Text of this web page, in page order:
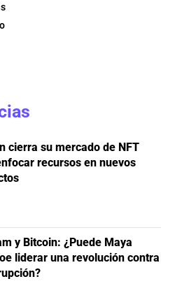
cierra su mercado de NFT
recursos en nuevos
y Bitcoin: ¿Puede Maya
liderar una revolución contra